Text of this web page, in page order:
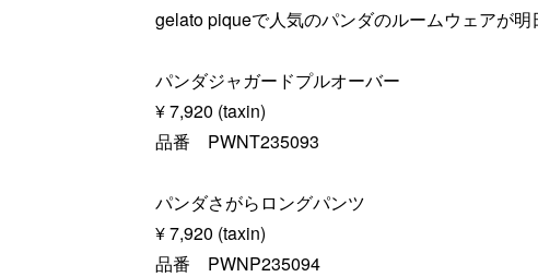
gelato piqueで人気のパンダのルームウェアが
パンダジャガードプルオーバー
¥ 7,920 (taxin)
品番 PWNT235093
パンダさがらロングパンツ
¥ 7,920 (taxin)
品番 PWNP235094